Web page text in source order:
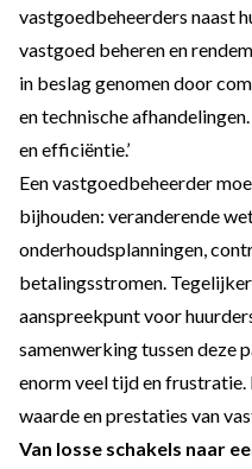
vastgoedbeheerders naast
vastgoed beheren en
in beslag genomen door
en technische
en efficiëntie.’
Een vastgoedbeheerder
bijhouden: veranderende
onderhoudsplanningen,
betalingsstromen.
aanspreekpunt voor
samenwerking tussen deze
enorm veel tijd en
waarde en prestaties van
Van losse schakels naar